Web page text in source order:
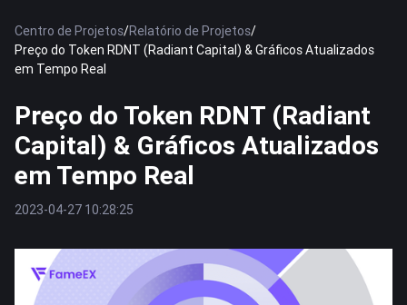
Centro de Projetos/Relatório de Projetos/
Preço do Token RDNT (Radiant Capital) & Gráficos Atualizados
em Tempo Real
Preço do Token RDNT (Radiant
Capital) & Gráficos Atualizados
em Tempo Real
2023-04-27 10:28:25